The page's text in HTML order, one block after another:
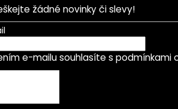
žádné novinky či slevy!
e-mailu souhlasíte s podmínkami